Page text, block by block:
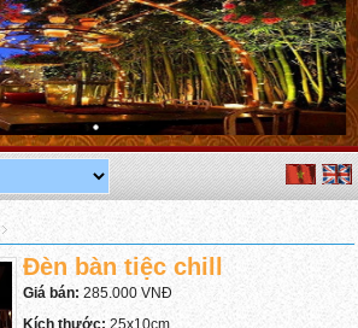
Đèn bàn tiệc chill
Giá bán: 285.000 VNĐ
Kích thước: 25x10cm